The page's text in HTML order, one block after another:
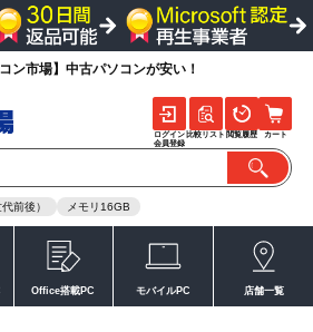
ン市場】中古パソコンが安い！
前後） メモリ16GB
ログイン
会員登録
比較リスト 閲覧履歴 カート
Office搭載PC モバイルPC 店舗一覧